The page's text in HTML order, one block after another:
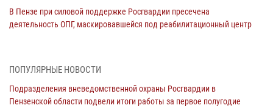
В Пензе при силовой поддержке Росгвардии пресечена
деятельность ОПГ, маскировавшейся под реабилитационный центр
работы за первое полугодие 2026 года
ПОПУЛЯРНЫЕ НОВОСТИ
Подразделения вневедомственной охраны Росгвардии в
Пензенской области подвели итоги работы за первое полугодие